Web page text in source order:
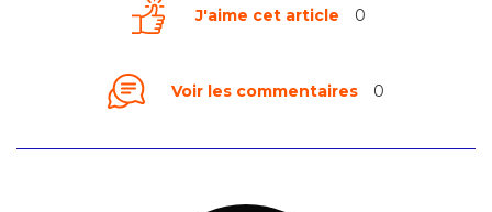
J'aime cet article 0
Voir les commentaires 0